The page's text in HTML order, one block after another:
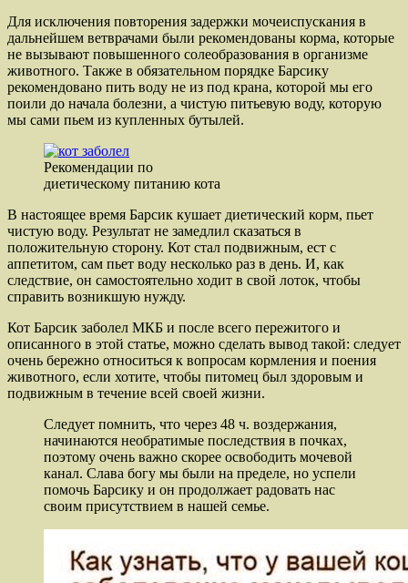
Для исключения повторения задержки мочеиспускания в
дальнейшем ветврачами были рекомендованы корма, которые
не вызывают повышенного солеобразования в организме
животного. Также в обязательном порядке Барсику
рекомендовано пить воду не из под крана, которой мы его
поили до начала болезни, а чистую питьевую воду, которую
мы сами пьем из купленных бутылей.
Рекомендации по
диетическому питанию кота
В настоящее время Барсик кушает диетический корм, пьет
чистую воду. Результат не замедлил сказаться в
положительную сторону. Кот стал подвижным, ест с
аппетитом, сам пьет воду несколько раз в день. И, как
следствие, он самостоятельно ходит в свой лоток, чтобы
справить возникшую нужду.
Кот Барсик заболел МКБ и после всего пережитого и
описанного в этой статье, можно сделать вывод такой: следует
очень бережно относиться к вопросам кормления и поения
животного, если хотите, чтобы питомец был здоровым и
подвижным в течение всей своей жизни.
Следует помнить, что через 48 ч. воздержания,
начинаются необратимые последствия в почках,
поэтому очень важно скорее освободить мочевой
канал. Слава богу мы были на пределе, но успели
помочь Барсику и он продолжает радовать нас
своим присутствием в нашей семье.